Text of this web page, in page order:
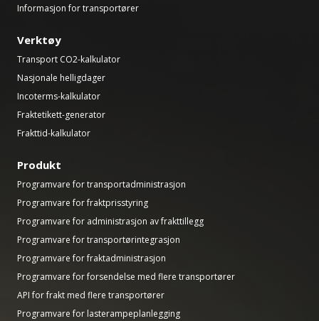
Informasjon for transportører
Verktøy
Transport CO2-kalkulator
Nasjonale helligdager
Incoterms-kalkulator
Fraktetikett-generator
Frakttid-kalkulator
Produkt
Programvare for transportadministrasjon
Programvare for fraktprisstyring
Programvare for administrasjon av frakttillegg
Programvare for transportørintegrasjon
Programvare for fraktadministrasjon
Programvare for forsendelse med flere transportører
API for frakt med flere transportører
Programvare for lasterampeplanlegging